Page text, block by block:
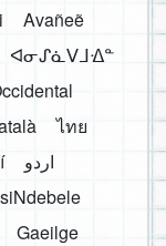
Avañeẽ
ᐊᓂᔑᓈᐯᒧᐎᓐ
ไทย
اردو
Gaeilge